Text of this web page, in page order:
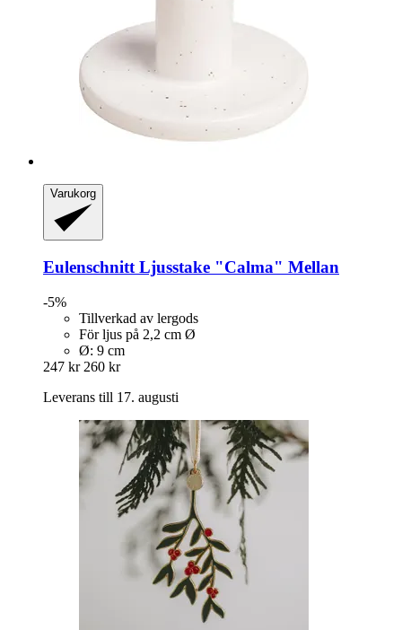
Varukorg
Eulenschnitt Ljusstake "Calma" Mellan
-5%
Tillverkad av lergods
För ljus på 2,2 cm Ø
Ø: 9 cm
247 kr 260 kr
Leverans till 17. augusti